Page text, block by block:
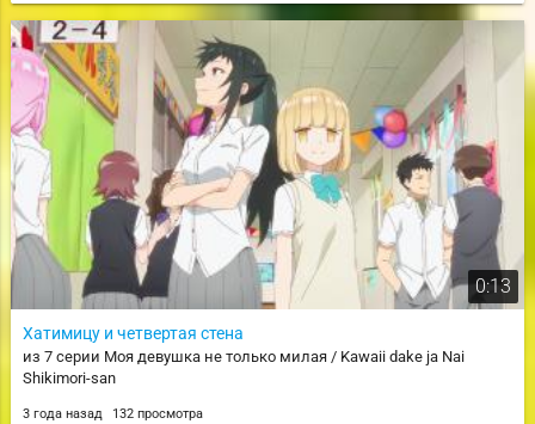
0:13
Хатимицу и четвертая стена
из 7 серии Моя девушка не только милая / Kawaii dake ja Nai
Shikimori-san
3 года назад 132 просмотра